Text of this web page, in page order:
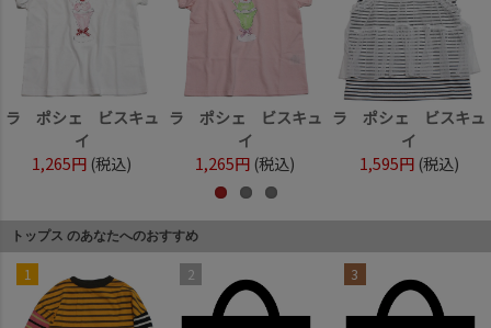
ラ ポシェ ビスキュ
イ
1,265円 (税込)
ラ ポシェ ビスキュ
イ
1,265円 (税込)
ラ ポシェ ビスキュ
イ
1,595円 (税込)
トップス のあなたへのおすすめ
1 2 3